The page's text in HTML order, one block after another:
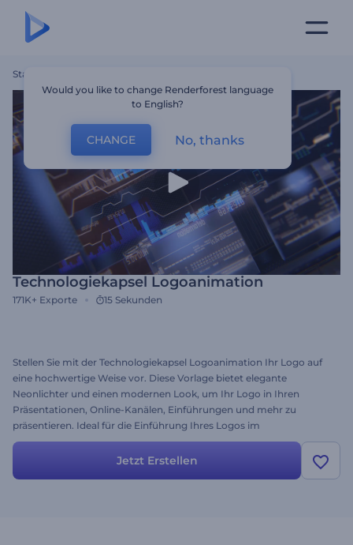
Startseite
Technologiekapsel Logoanimation
171K+ Exporte 15 Sekunden
Stellen Sie mit der Technologiekapsel Logoanimation Ihr Logo auf
eine hochwertige Weise vor. Diese Vorlage bietet elegante
Neonlichter und einen modernen Look, um Ihr Logo in Ihren
Präsentationen, Online-Kanälen, Einführungen und mehr zu
präsentieren. Ideal für die Einführung Ihres Logos im
hochtechnologischen Stil. Laden Sie einfach Ihr Logo hoch, ändern
Sie Ihren Text in der Zeitleiste und klicken Sie auf "Rendern". Testen
Sie es jetzt kostenlos!
Jetzt Erstellen
Would you like to change Renderforest language
to English?
CHANGE No, thanks